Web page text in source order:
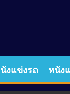
งแข่งรถ หนัง